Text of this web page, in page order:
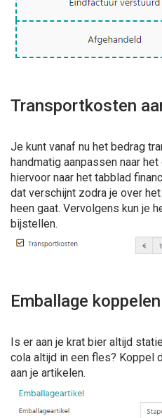
Transportkosten
Je kunt vanaf nu het bedrag
handmatig aanpassen naar
hiervoor naar het tabblad
dat verschijnt zodra je over
heen gaat. Vervolgens kun je
bijstellen.
Emballage
Is er aan je krat bier altijd
cola altijd in een fles? Koppel
aan je artikelen.